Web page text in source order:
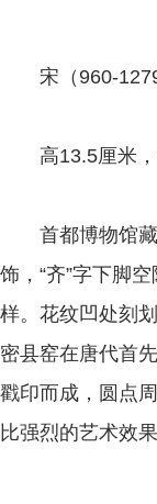
宋（960-1279
高13.5厘米，
首都博物馆藏
饰，“齐”字下脚
样。花纹凹处刻
密县窑在唐代首
戳印而成，圆点
比强烈的艺术效果